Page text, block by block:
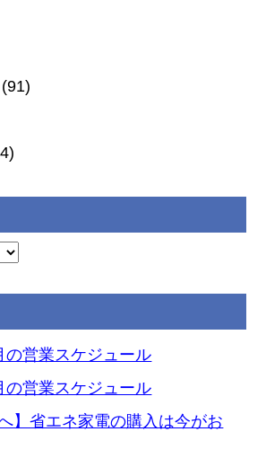
(91)
の営業スケジュール
の営業スケジュール
】省エネ家電の購入は今がお